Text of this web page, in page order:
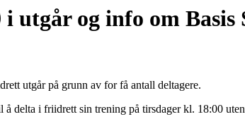
utgår og info om
utgår på grunn av for få antall deltagere.
delta i friidrett sin trening på tirsdager kl. 18:00